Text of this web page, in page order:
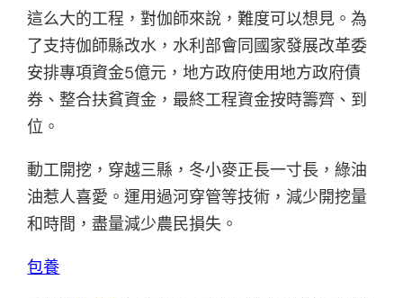
這么大的工程，對伽師來說，難度可以想見。為
了支持伽師縣改水，水利部會同國家發展改革委
安排專項資金5億元，地方政府使用地方政府債
券、整合扶貧資金，最終工程資金按時籌齊、到
位。
動工開挖，穿越三縣，冬小麥正長一寸長，綠油
油惹人喜愛。運用過河穿管等技術，減少開挖量
和時間，盡量減少農民損失。
包養